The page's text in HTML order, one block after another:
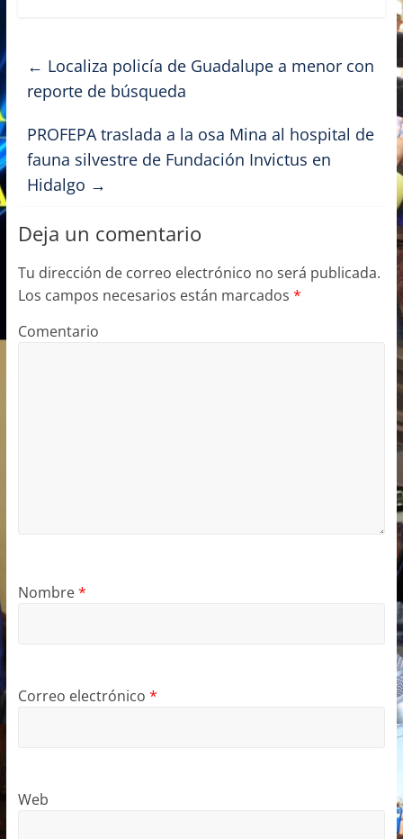
e
b
o
k
o
d
n
l p
ar
← Localiza policía de Guadalupe a menor con
reporte de búsqueda
PROFEPA traslada a la osa Mina al hospital de
fauna silvestre de Fundación Invictus en
Hidalgo →
Deja un comentario
Tu dirección de correo electrónico no será publicada.
Los campos necesarios están marcados *
Comentario
Nombre*
Correo electrónico *
Web